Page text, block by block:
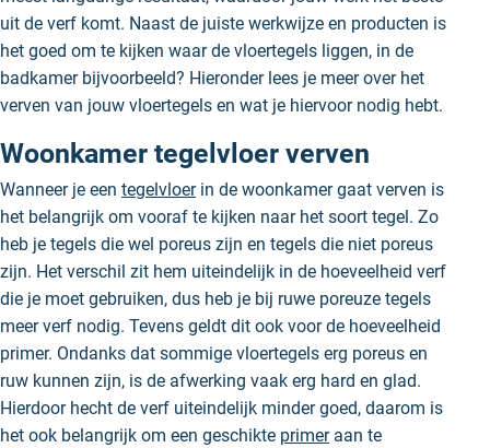
uit de verf komt. Naast de juiste werkwijze en producten is
het goed om te kijken waar de vloertegels liggen, in de
badkamer bijvoorbeeld? Hieronder lees je meer over het
verven van jouw vloertegels en wat je hiervoor nodig hebt.
Woonkamer tegelvloer verven
Wanneer je een tegelvloerin de woonkamer gaat verven is
het belangrijk om vooraf te kijken naar het soort tegel. Zo
heb je tegels die wel poreus zijn en tegels die niet poreus
zijn. Het verschil zit hem uiteindelijk in de hoeveelheid verf
die je moet gebruiken, dus heb je bij ruwe poreuze tegels
meer verf nodig. Tevens geldt dit ook voor de hoeveelheid
primer. Ondanks dat sommige vloertegels erg poreus en
ruw kunnen zijn, is de afwerking vaak erg hard en glad.
Hierdoor hecht de verf uiteindelijk minder goed, daarom is
het ook belangrijk om een geschikte primeraan te